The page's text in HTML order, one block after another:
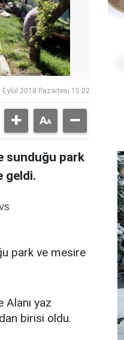
Eylül 2018 Pazartesi 15:02
sunduğu park
geldi.
park ve mesire
yaz
birisi oldu.